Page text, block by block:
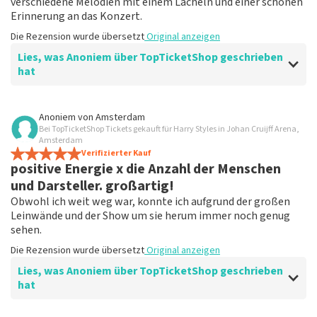
Erinnerung an das Konzert.
Die Rezension wurde übersetztOriginal anzeigen
Lies, was Anoniem über TopTicketShop geschrieben
hat
Bewertung von Anoniem über
Perfekte Abrechnung
Alles lief nach Plan, zu einem sehr günstigen Preis- und
Qualitätsverhältnis.
Die Rezension wurde übersetzt Original anzeigen
Anoniem von Amsterdam
Bei TopTicketShop Tickets gekauft für Harry Styles in Johan Cruijff Arena,
Amsterdam
Verifizierter Kauf
positive Energie x die Anzahl der Menschen
und Darsteller. großartig!
Obwohl ich weit weg war, konnte ich aufgrund der großen
Leinwände und der Show um sie herum immer noch genug
sehen.
Die Rezension wurde übersetztOriginal anzeigen
Lies, was Anoniem über TopTicketShop geschrieben
hat